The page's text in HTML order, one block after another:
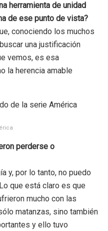
herramienta de unidad
de ese punto de vista?
conociendo los muchos
una justificación
vemos, es esa
la herencia amable
perderse o
y, por lo tanto, no puedo
que está claro es que
mucho con las
matanzas, sino también
y ello tuvo